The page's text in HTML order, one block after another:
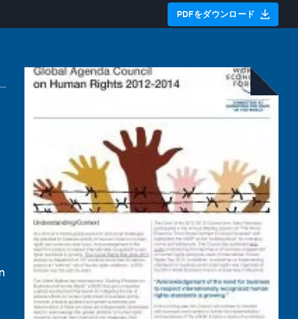
PDFをダウンロード